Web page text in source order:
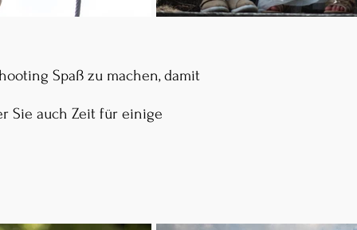
Spaß zu machen, damit
Sie auch Zeit für einige